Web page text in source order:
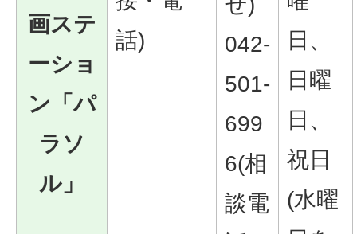
画ステ
ーショ
ン「パ
ラソ
ル」
話)
042-
501-
699
6(相
談電
日、
日曜
日、
祝日
(水曜